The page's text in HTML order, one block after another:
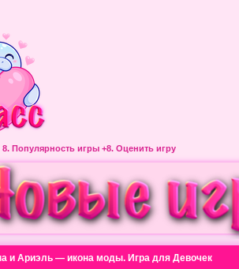
8. Популярность игры +8. Оценить игру
и Ариэль — икона моды. Игра для Девочек